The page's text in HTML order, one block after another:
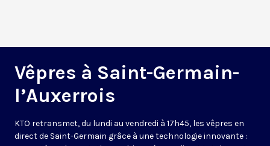
Vêpres à Saint-Germain-
l’Auxerrois
KTO retransmet, du lundi au vendredi à 17h45, les vêpres en
direct de Saint-Germain grâce à une technologie innovante :